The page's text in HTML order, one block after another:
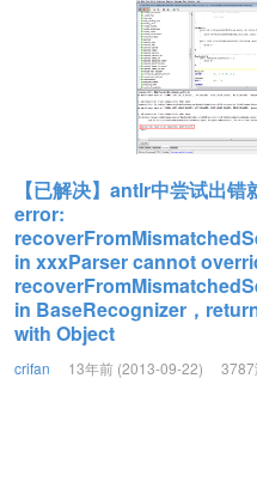
【已解决】antlr中尝试出
error:
in xxxParser cannot
in BaseRecognizer，
with Object
crifan 13年前 (2013-09-22)